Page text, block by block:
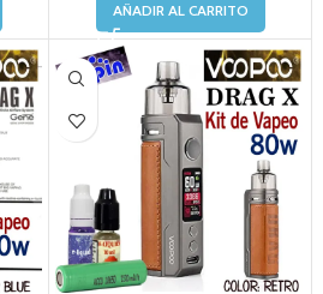
AÑADIR AL CARRITO